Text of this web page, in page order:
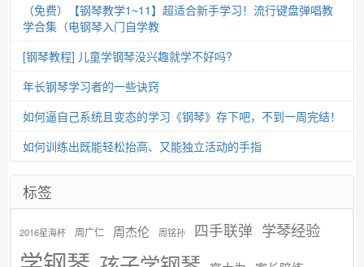
（免费）【钢琴教学1~11】超适合新手学习！流行键盘弹唱教
学合集（电钢琴入门自学教
[钢琴教程] 儿童学钢琴没兴趣就学不好吗?
年长钢琴学习者的一些诀窍
如何逼自己系统且变态的学习《钢琴》存下吧，不到一周完结！
如何训练出既能轻松抬高、又能独立活动的手指
标签
2016星海杯 周广仁 周杰伦 周铭孙 四手联弹 学琴经验